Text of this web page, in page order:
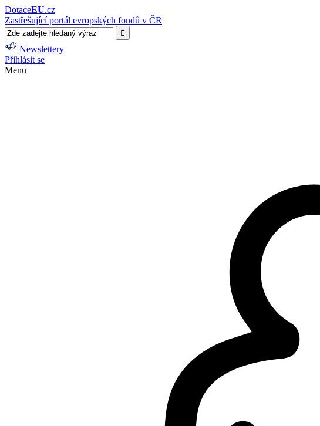
DotaceEU.cz
Zastřešující portál evropských fondů v ČR
Newslettery
Přihlásit se
Menu